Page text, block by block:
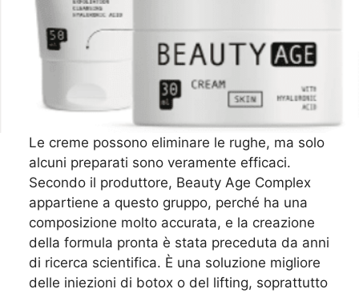
Le creme possono eliminare le rughe, ma solo
alcuni preparati sono veramente efficaci.
Secondo il produttore, Beauty Age Complex
appartiene a questo gruppo, perché ha una
composizione molto accurata, e la creazione
della formula pronta è stata preceduta da anni
di ricerca scientifica. È una soluzione migliore
delle iniezioni di botox o del lifting, soprattutto